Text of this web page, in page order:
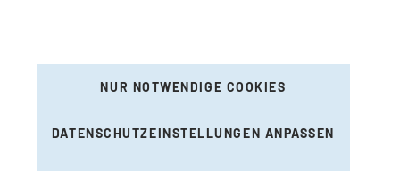
NUR NOTWENDIGE COOKIES
DATENSCHUTZEINSTELLUNGEN ANPASSEN